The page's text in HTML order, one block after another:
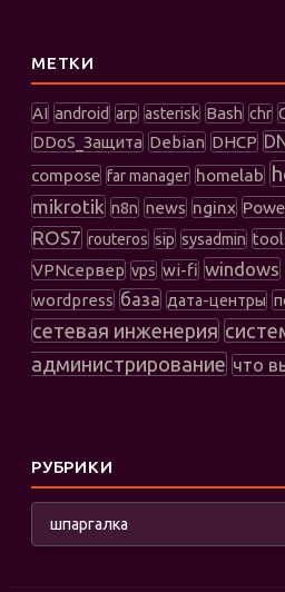
МЕТКИ
AI android arp asterisk Bash chr
DDoS_Защита Debian DHCP
compose far manager homelab
mikrotik n8n news nginx
ROS7 routeros sip sysadmin
VPNсервер vps wi-fi windows
wordpress база дата-центры
сетевая инженерия
администрирование что
РУБРИКИ